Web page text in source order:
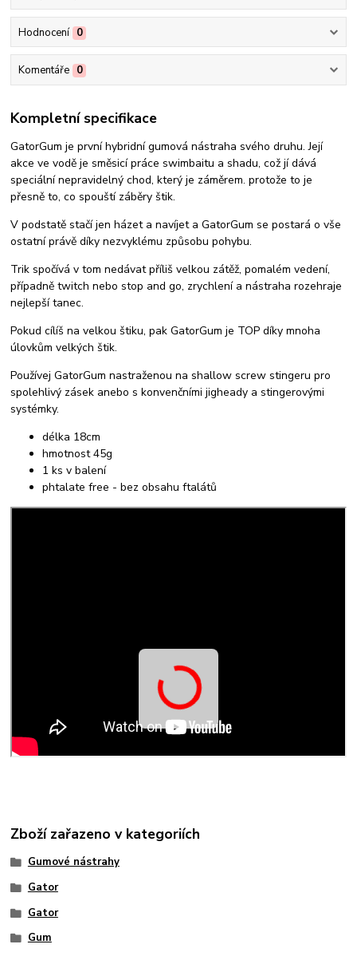
Hodnocení 0
Komentáře 0
Kompletní specifikace
GatorGum je první hybridní gumová nástraha svého druhu. Její
akce ve vodě je směsicí práce swimbaitu a shadu, což jí dává
speciální nepravidelný chod, který je záměrem. protože to je
přesně to, co spouští záběry štik.
V podstatě stačí jen házet a navíjet a GatorGum se postará o vše
ostatní právě díky nezvyklému způsobu pohybu.
Trik spočívá v tom nedávat příliš velkou zátěž, pomalém vedení,
případně twitch nebo stop and go, zrychlení a nástraha rozehraje
nejlepší tanec.
Pokud cílíš na velkou štiku, pak GatorGum je TOP díky mnoha
úlovkům velkých štik.
Používej GatorGum nastraženou na shallow screw stingeru pro
spolehlivý zásek anebo s konvenčními jigheady a stingerovými
systémky.
délka 18cm
hmotnost 45g
1 ks v balení
phtalate free - bez obsahu ftalátů
Zboží zařazeno v kategoriích
Gumové nástrahy
Gator
Gator
Gum